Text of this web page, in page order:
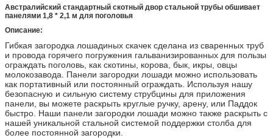
Австралийский стандартный скотный двор стальной трубы обшивает
панелями 1,8 * 2,1 м для поголовья
Описание:
Гибкая загородка лошадиных скачек сделана из сваренных труб
и провода горячего погружения гальванизированных для пользы
ограждать поголовь, как скотины, корова, бык, икры, овцы
молокозавода. Панели загородки лошади можно использовать
как портативный или постоянный ограждать. Используя нашу
безопасную и сильную систему струбцины для приложения
панели, вы можете раскрыть круглые ручку, арену, или Паддок
быстро. Наши панели загородки лошади можно также раскрыть с
нашей уникальной стальной системой поддержки столба для
более постоянной загородки.